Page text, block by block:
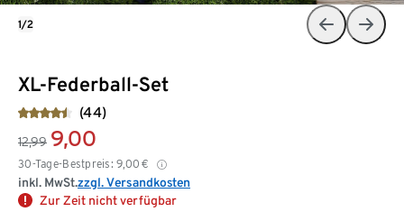
XL-Federball-Set
(44)
12,99 9,00
30-Tage-Bestpreis: 9,00 €
inkl. MwSt.zzgl. Versandkosten
Zur Zeit nicht verfügbar
1/2